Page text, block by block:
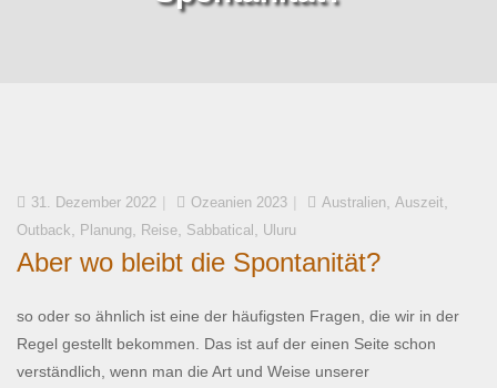
31. Dezember 2022 Ozeanien 2023 Australien Auszeit
Outback Planung Reise Sabbatical Uluru
Aber wo bleibt die Spontanität?
so oder so ähnlich ist eine der häufigsten Fragen, die wir in der
Regel gestellt bekommen. Das ist auf der einen Seite schon
verständlich, wenn man die Art und Weise unserer